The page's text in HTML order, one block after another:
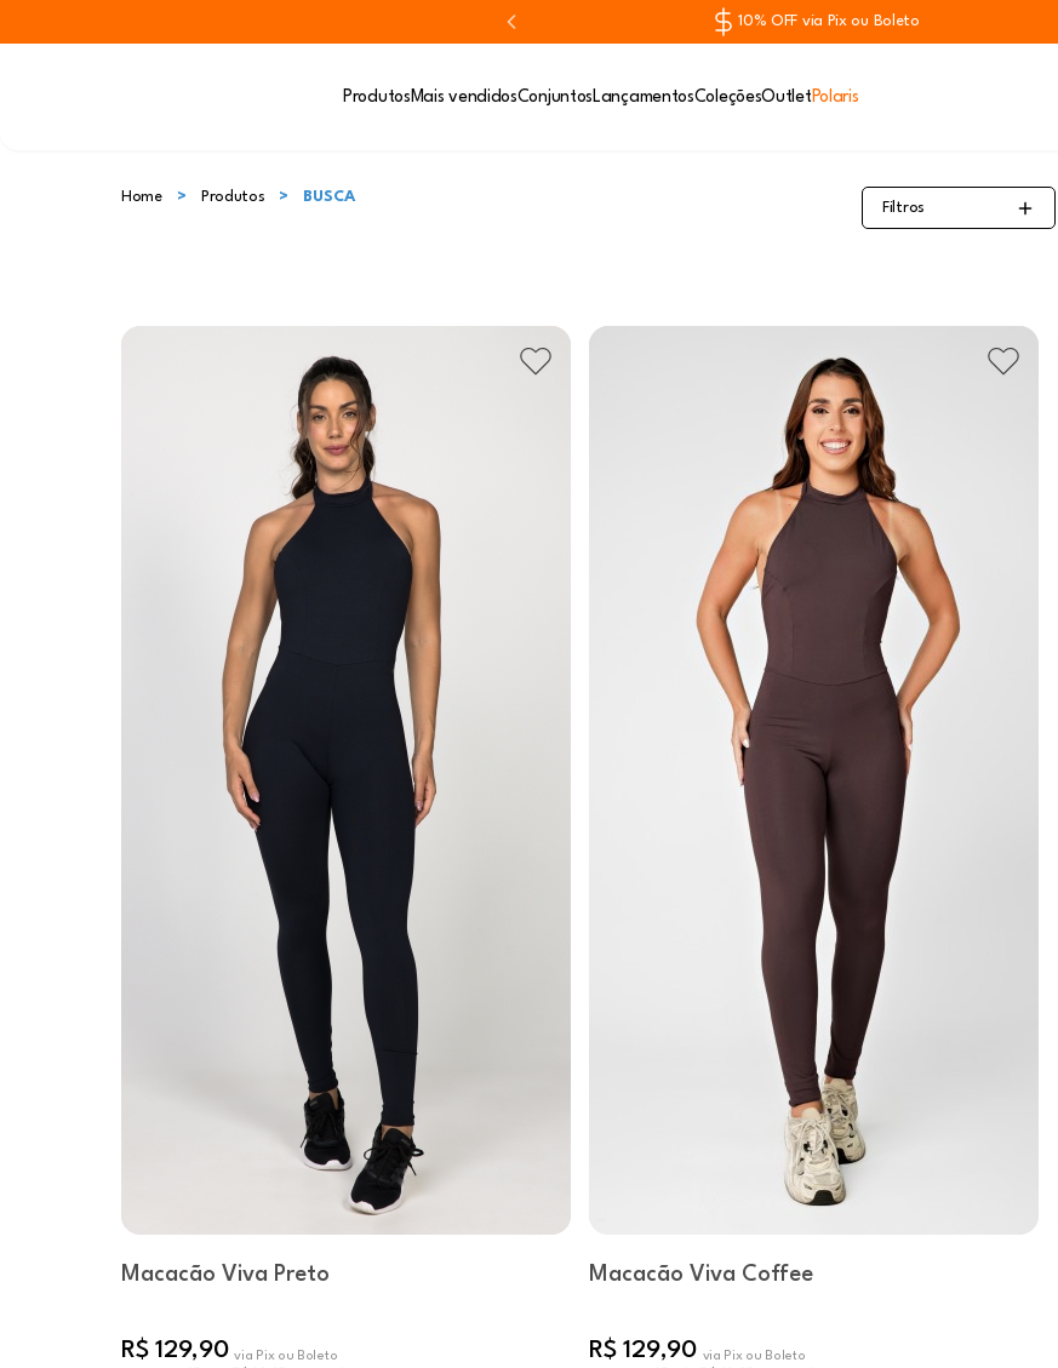
10% OFF via Pix ou Boleto
Produtos Mais vendidosConjuntos LançamentosColeçõesOutletPolaris
Home Produtos BUSCA
Filtros
Macacão Viva Preto
R$ 129,90 via Pix ou Boleto
Macacão Viva Coffee
R$ 129,90 via Pix ou Boleto